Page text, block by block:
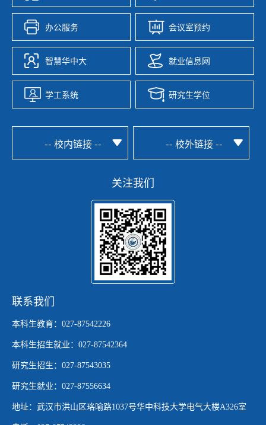
办公服务 会议室预约
智慧华中大 就业信息网
学工系统 研究生学位
-- 校内链接 -- -- 校外链接 --
关注我们
联系我们
本科生教育：027-87542226
本科生招生就业：027-87542364
研究生招生：027-87543035
研究生就业：027-87556634
地址：武汉市洪山区珞喻路1037号华中科技大学电气大楼A326室